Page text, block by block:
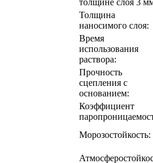
Толщина
наносимого слоя:
Время
использования
раствора:
Прочность
сцепления с
основанием:
Коэффициент
Морозостойкость: